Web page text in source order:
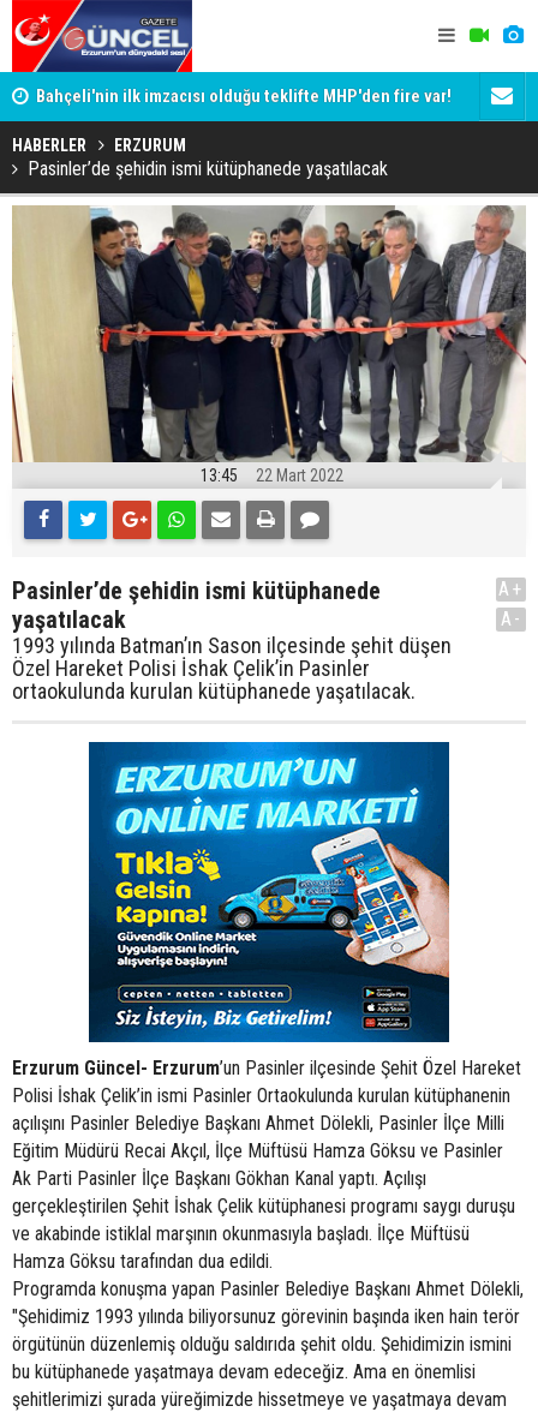
Bahçeli'nin ilk imzacısı olduğu teklifte MHP'den fire var!
İşte imzalamayan o isim
Siyaset-
HABERLER ERZURUM
Pasinler’de şehidin ismi kütüphanede yaşatılacak
13:45 22 Mart 2022
Pasinler’de şehidin ismi kütüphanede
yaşatılacak
1993 yılında Batman’ın Sason ilçesinde şehit düşen
Özel Hareket Polisi İshak Çelik’in Pasinler
ortaokulunda kurulan kütüphanede yaşatılacak.
A+
A-
Erzurum Güncel- Erzurum’un Pasinler ilçesinde Şehit Özel Hareket
Polisi İshak Çelik’in ismi Pasinler Ortaokulunda kurulan kütüphanenin
açılışını Pasinler Belediye Başkanı Ahmet Dölekli, Pasinler İlçe Milli
Eğitim Müdürü Recai Akçıl, İlçe Müftüsü Hamza Göksu ve Pasinler
Ak Parti Pasinler İlçe Başkanı Gökhan Kanal yaptı. Açılışı
gerçekleştirilen Şehit İshak Çelik kütüphanesi programı saygı duruşu
ve akabinde istiklal marşının okunmasıyla başladı. İlçe Müftüsü
Hamza Göksu tarafından dua edildi.
Programda konuşma yapan Pasinler Belediye Başkanı Ahmet Dölekli,
"Şehidimiz 1993 yılında biliyorsunuz görevinin başında iken hain terör
örgütünün düzenlemiş olduğu saldırıda şehit oldu. Şehidimizin ismini
bu kütüphanede yaşatmaya devam edeceğiz. Ama en önemlisi
şehitlerimizi şurada yüreğimizde hissetmeye ve yaşatmaya devam